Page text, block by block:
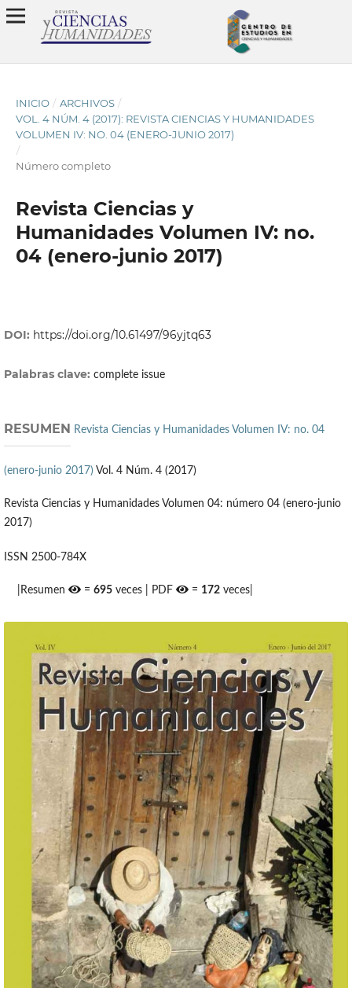
INICIO / ARCHIVOS /
VOL. 4 NÚM. 4 (2017): REVISTA CIENCIAS Y HUMANIDADES
VOLUMEN IV: NO. 04 (ENERO-JUNIO 2017)
/
Número completo
Revista Ciencias y
Humanidades Volumen IV: no.
04 (enero-junio 2017)
DOI: https://doi.org/10.61497/96yjtq63
Palabras clave: complete issue
RESUMEN Revista Ciencias y Humanidades Volumen IV: no. 04
(enero-junio 2017) Vol. 4 Núm. 4 (2017)
Revista Ciencias y Humanidades Volumen 04: número 04 (enero-junio
2017)
ISSN 2500-784X
|Resumen =695 veces | PDF = 172 veces|